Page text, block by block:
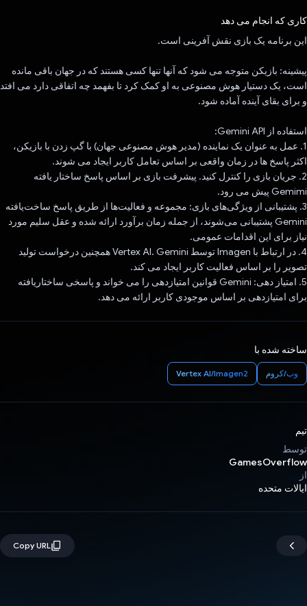
کاری که انجام می دهد
این برنامه یک بازی نقش آفرینی است.
پیشینه: بازیکن متوجه می شود که آنها تنها کسی هستند که در جهان باقی مانده
است، یک دستیار هوش مصنوعی به او کمک کرد تا بفهمد چه اتفاقی دارد می افتد
و برای بقای آینده آماده شود.
استفاده از Gemini API:
1. عمل به عنوان یک نماینده (مدیر هوش مصنوعی جهان) با گپ زدن با بازیکن،
اکثر پاسخ ها در زمان واقعی بر اساس تعامل کاربر ایجاد می شوند.
2. جریان بازی را کنترل کنید. پیشرفت بازی بر اساس پاسخ ساختار یافته
Gemimi پیش می رود.
3. پشتیبانی از ویژگی‌های بازی: مجموعه و فعالیت‌ها از طریق پاسخ ساخت‌یافته
Gemini پشتیبانی می‌شوند، از جمله زمان برآورد ارائه شده و عقل سلیم مورد
نیاز برای این اقدامات عمومی.
4. در ارتباط با Imagen توسط Vertex AI. Gemini همچنین درخواست تولید
تصویر را بر اساس فعالیت کاربر ایجاد می کند.
5. امتیاز دهی: Gemini قوانین امتیازدهی را می خواند و پاسخی ساختاریافته
برای امتیازدهی بر اساس موجودی کاربر ارائه می دهد.
ساخته شده با
وب/کروم Vertex AI/Imagen2
تیم
توسط
GamesOverflow
از
ایالات متحده